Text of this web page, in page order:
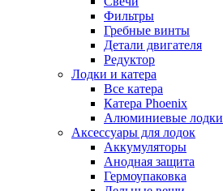
Фильтры
Гребные винты
Детали двигателя
Редуктор
Лодки и катера
Все катера
Катера Phoenix
Алюминиевые лодки
Аксессуары для лодок
Аккумуляторы
Анодная защита
Гермоупаковка